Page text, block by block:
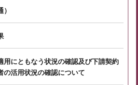
用にともなう状況の確認及び下請契約
の活用状況の確認について